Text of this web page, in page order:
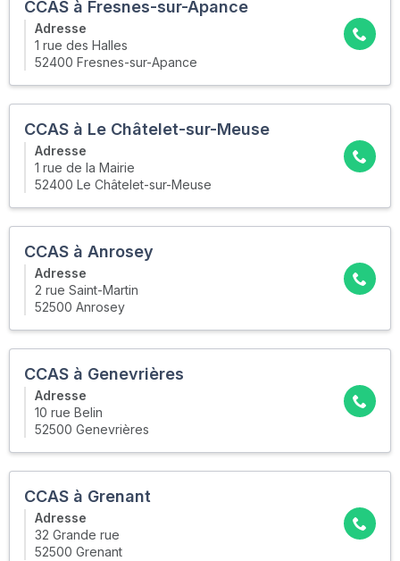
CCAS à Fresnes-sur-Apance
Adresse
1 rue des Halles
52400 Fresnes-sur-Apance
CCAS à Le Châtelet-sur-Meuse
Adresse
1 rue de la Mairie
52400 Le Châtelet-sur-Meuse
CCAS à Anrosey
Adresse
2 rue Saint-Martin
52500 Anrosey
CCAS à Genevrières
Adresse
10 rue Belin
52500 Genevrières
CCAS à Grenant
Adresse
32 Grande rue
52500 Grenant